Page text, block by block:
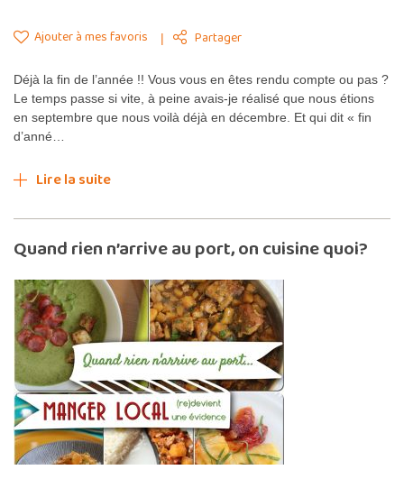
Ajouter à mes favoris Partager
Déjà la fin de l’année !! Vous vous en êtes rendu compte ou pas ?
Le temps passe si vite, à peine avais-je réalisé que nous étions
en septembre que nous voilà déjà en décembre. Et qui dit « fin
d’anné…
Lire la suite
Quand rien n’arrive au port, on cuisine quoi?